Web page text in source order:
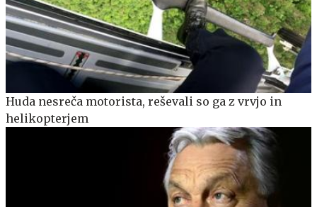
Huda nesreča motorista, reševali so ga z vrvjo in
helikopterjem